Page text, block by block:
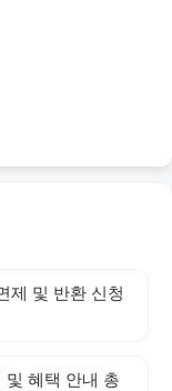
제 및 반환 신청
및 혜택 안내 총